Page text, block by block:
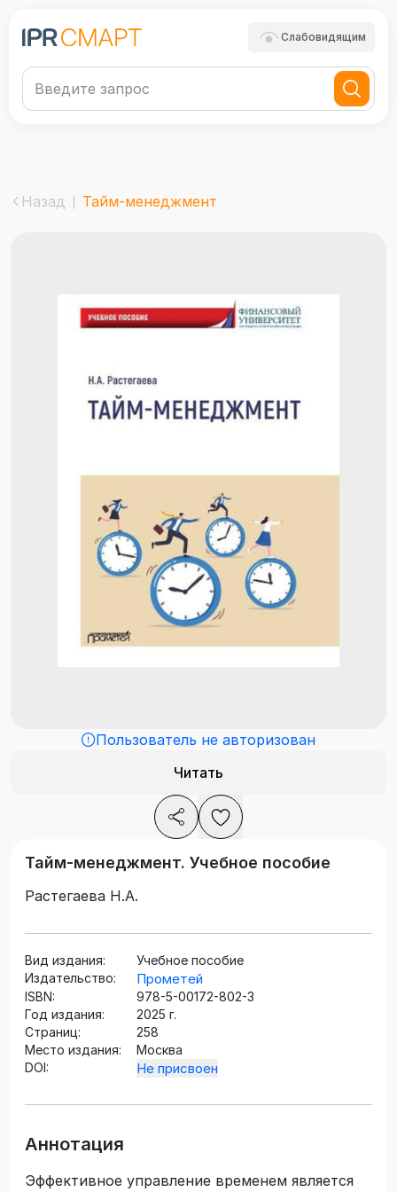
Слабовидящим
Назад Тайм-менеджмент
Пользователь не авторизован
Читать
Тайм-менеджмент. Учебное пособие
Растегаева Н.А.
Вид издания:
Учебное пособие
Издательство:
Прометей
ISBN:
978-5-00172-802-3
Год издания:
2025 г.
Страниц:
258
Место издания:
Москва
DOI:
Не присвоен
Аннотация
Эффективное управление временем является